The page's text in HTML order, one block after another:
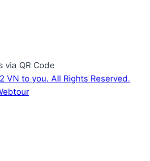
via QR Code
VN to you. All Rights Reserved.